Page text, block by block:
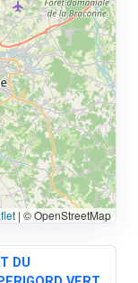
| © OpenStreetMap
DU